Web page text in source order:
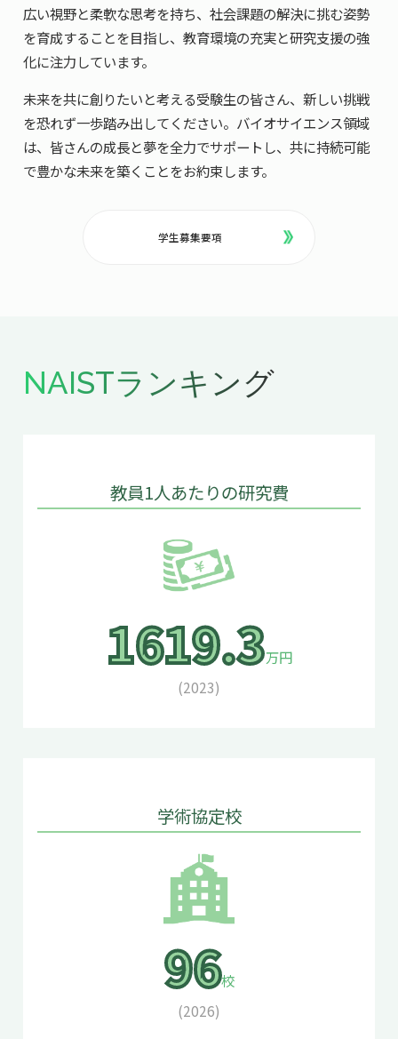
広い視野と柔軟な思考を持ち、社会課題の解決に挑む姿勢
を育成することを目指し、教育環境の充実と研究支援の強
化に注力しています。
未来を共に創りたいと考える受験生の皆さん、新しい挑戦
を恐れず一歩踏み出してください。バイオサイエンス領域
は、皆さんの成長と夢を全力でサポートし、共に持続可能
で豊かな未来を築くことをお約束します。
学生募集要項
NAISTランキング
教員1人あたりの研究費
1619.3万円
(2023)
学術協定校
96校
(2026)